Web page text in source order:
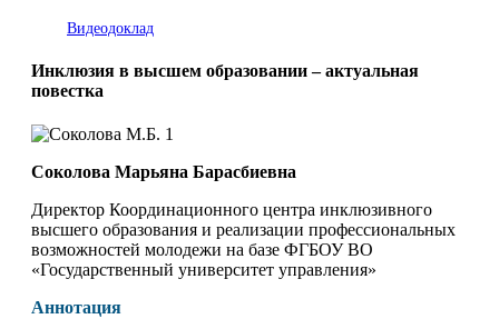
Видеодоклад
Инклюзия в высшем образовании – актуальная
повестка
Соколова Марьяна Барасбиевна
Директор Координационного центра инклюзивного
высшего образования и реализации профессиональных
возможностей молодежи на базе ФГБОУ ВО
«Государственный университет управления»
Аннотация